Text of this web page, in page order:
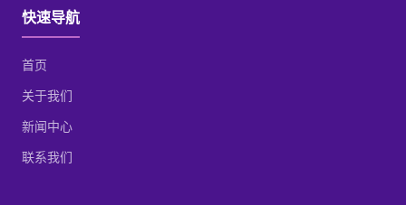
快速导航
首页
关于我们
新闻中心
联系我们